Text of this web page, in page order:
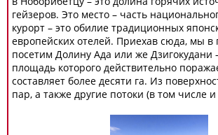
гейзеров. Это место – часть
курорт – это обилие традиционных
европейских отелей. Приехав сюда, мы
посетим Долину Ада или же Дзигокудани
площадь которого действительно
составляет более десяти га. Из
пар, а также другие потоки (в том числе